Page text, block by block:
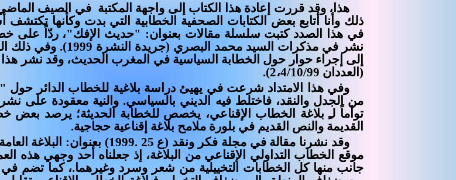
هذا، وقد قررت إعادة هذا الكتاب إلى واجهة المكتبة في الصيف
ذلك وأنا أتابع بعض الكتابات الصحفية الخطابية التي بدت وكأنها تكتشف
في هذا الصدد كتبت سلسلة مقالات بعنوان: "حديث الإفك"، ردّاً على
نشر في مذكرات السيد
إلى إجراء حوار حول الخطابة السياسية في المغرب الحديث، وقد نشر هذا
(العددان 2،4/10/99).
وفي هذا الامتداد شرعت في يهيئ دراسة بلاغية للخطاب الدائر حول
من الجدل والنقد، فاختلط فيه الديني بالسياسي. والنية معقودة على
توأماً لـِ بلاغة الخطاب الإقناعي، يخصص للخطابة الحديثة؛ يرصد بعض
القديمة والنص القديم في بلورة ملامح بلاغة إقناعية حجاجية.
وقد نشرنا مقالة في مجلة فكر ونقد (ع
موقع الخطاب التداولي الإقناعي من البلاغة، إذ جعلناه أحد وجهي هذه
جانب منها كل الخطابات التخييلية من شعر وسرد وغيرهما.، كما تضم في